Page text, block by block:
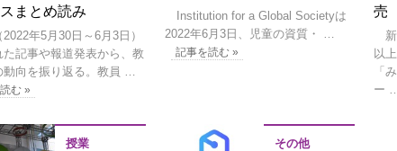
まとめ読み
年5月30日～6月3日）
た記事や報道発表から、教
動向を振り返る。教員 …
む »
Institution for a Global Societyは
2022年6月3日、児童の資質・ …
記事を読む »
売
新
以
「
ー …
授業 その他